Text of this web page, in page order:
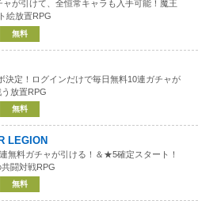
が引けて、全恒常キャラも入手可能！魔王
絵放置RPG
無料
決定！ログインだけで毎日無料10連ガチャが
放置RPG
無料
LEGION
無料ガチャが引ける！＆★5確定スタート！
共闘対戦RPG
無料